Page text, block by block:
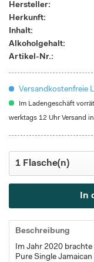
Hersteller:
Herkunft:
Inhalt:
Alkoholgehalt:
Artikel-Nr.:
Versandkostenfreie
Im Ladengeschäft
werktags 12 Uhr Versand
In
Beschreibung
Im Jahr 2020
Pure Single